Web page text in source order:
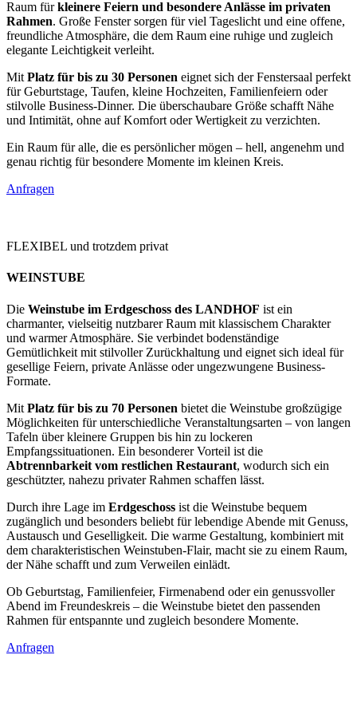
Raum fürkleinere Feiern und besondere Anlässe im privaten
Rahmen. Große Fenster sorgen für viel Tageslicht und eine offene,
freundliche Atmosphäre, die dem Raum eine ruhige und zugleich
elegante Leichtigkeit verleiht.
Mit Platz für bis zu 30 Personen eignet sich der Fenstersaal perfekt
für Geburtstage, Taufen, kleine Hochzeiten, Familienfeiern oder
stilvolle Business-Dinner. Die überschaubare Größe schafft Nähe
und Intimität, ohne auf Komfort oder Wertigkeit zu verzichten.
Ein Raum für alle, die es persönlicher mögen – hell, angenehm und
genau richtig für besondere Momente im kleinen Kreis.
Anfragen
FLEXIBEL und trotzdem privat
WEINSTUBE
Die Weinstube im Erdgeschoss des LANDHOF ist ein
charmanter, vielseitig nutzbarer Raum mit klassischem Charakter
und warmer Atmosphäre. Sie verbindet bodenständige
Gemütlichkeit mit stilvoller Zurückhaltung und eignet sich ideal für
gesellige Feiern, private Anlässe oder ungezwungene Business-
Formate.
Mit Platz für bis zu 70 Personen bietet die Weinstube großzügige
Möglichkeiten für unterschiedliche Veranstaltungsarten – von langen
Tafeln über kleinere Gruppen bis hin zu lockeren
Empfangssituationen. Ein besonderer Vorteil ist die
Abtrennbarkeit vom restlichen Restaurant, wodurch sich ein
geschützter, nahezu privater Rahmen schaffen lässt.
Durch ihre Lage im Erdgeschoss ist die Weinstube bequem
zugänglich und besonders beliebt für lebendige Abende mit Genuss,
Austausch und Geselligkeit. Die warme Gestaltung, kombiniert mit
dem charakteristischen Weinstuben-Flair, macht sie zu einem Raum,
der Nähe schafft und zum Verweilen einlädt.
Ob Geburtstag, Familienfeier, Firmenabend oder ein genussvoller
Abend im Freundeskreis – die Weinstube bietet den passenden
Rahmen für entspannte und zugleich besondere Momente.
Anfragen